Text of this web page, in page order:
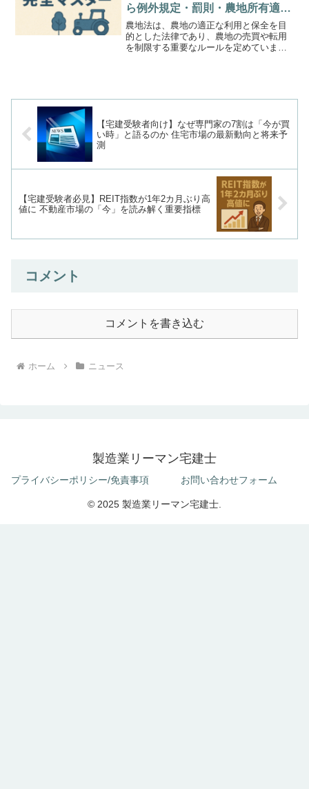
ら例外規定・罰則・農地所有適格
法人までを一気に理解～
農地法は、農地の適正な利用と保全を目
的とした法律であり、農地の売買や転用
を制限する重要なルールを定めていま
【宅建受験者向け】なぜ専門家の7割は「今が買
い時」と語るのか 住宅市場の最新動向と将来予
測
【宅建受験者必見】REIT指数が1年2カ月ぶり高
値に 不動産市場の「今」を読み解く重要指標
コメント
コメントを書き込む
ホーム ニュース
製造業リーマン宅建士
プライバシーポリシー/免責事項 お問い合わせフォーム
© 2025 製造業リーマン宅建士.